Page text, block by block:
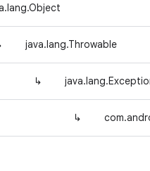
java.lang.Throwable
↳
↳